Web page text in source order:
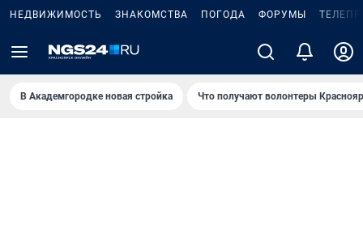
НЕДВИЖИМОСТЬ ЗНАКОМСТВА ПОГОДА ФОРУМЫ
В Академгородке новая стройка Что получают волонтеры